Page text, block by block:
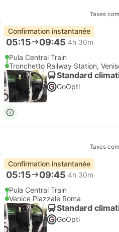
Taxes
Confirmation instantanée
05:15 09:45 4h 30m
Pula Central Train
Tronchetto Railway Station,
Standard
GoOpti
Taxes
Confirmation instantanée
05:15 09:45 4h 30m
Pula Central Train
Venice Piazzale Roma
Standard
GoOpti